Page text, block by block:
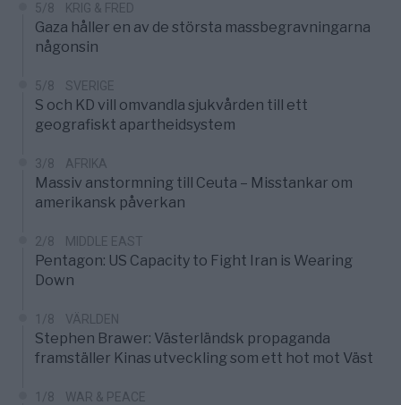
5/8 KRIG & FRED
Gaza håller en av de största massbegravningarna
någonsin
5/8 SVERIGE
S och KD vill omvandla sjukvården till ett
geografiskt apartheidsystem
3/8 AFRIKA
Massiv anstormning till Ceuta – Misstankar om
amerikansk påverkan
2/8 MIDDLE EAST
Pentagon: US Capacity to Fight Iran is Wearing
Down
1/8 VÄRLDEN
Stephen Brawer: Västerländsk propaganda
framställer Kinas utveckling som ett hot mot Väst
1/8 WAR & PEACE